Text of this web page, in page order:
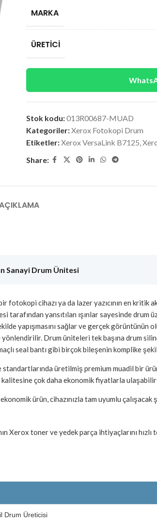
MARKA
ÜRETICI
Stok kodu:013R00687-MUAD
Kategoriler:Xerox Fotokopi Drum
Etiketler:Xerox VersaLink B7125,
Share:
Sanayi Drum Ünitesi
cihazı ya da lazer yazıcının en kritik
yansıtılan ışınlar sayesinde
yapışmasını sağlar ve gerçek görüntünün
Drum üniteleri tek başına drum
seal bantı gibi birçok bileşenin komplike
üretilmiş premium muadil bir
çok daha ekonomik fiyatlarla
ürün, cihazınızla tam uyumlu çalışacak
Xerox toner ve yedek parça ihtiyaçlarını
Drum Üreticisi